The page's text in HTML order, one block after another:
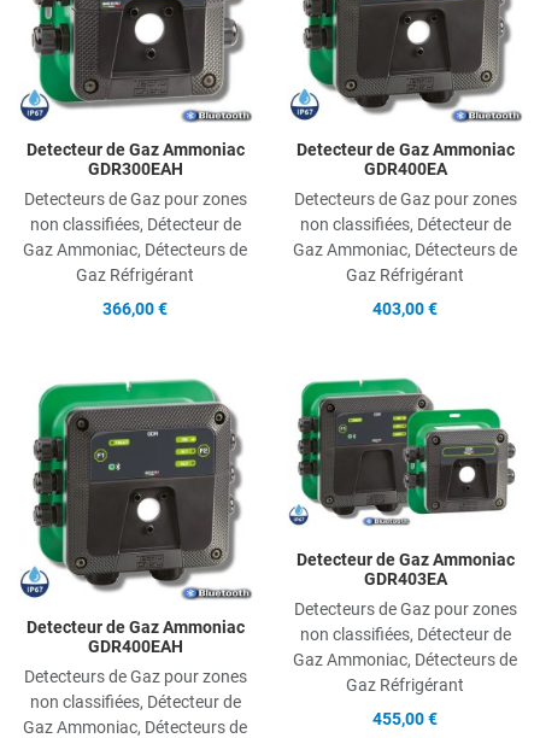
Quick View
Detecteur de Gaz Ammoniac
GDR300EAH
Detecteurs de Gaz pour zones
non classifiées, Détecteur de
Gaz Ammoniac, Détecteurs de
Gaz Réfrigérant
366,00 €
Detecteur de Gaz Ammoniac
GDR400EA
Detecteurs de Gaz pour zones
non classifiées, Détecteur de
Gaz Ammoniac, Détecteurs de
Gaz Réfrigérant
403,00 €
Add to Wishlist
Add to Compare
Quick View
Detecteur de Gaz Ammoniac
GDR400EAH
Detecteurs de Gaz pour zones
non classifiées, Détecteur de
Gaz Ammoniac, Détecteurs de
Detecteur de Gaz Ammoniac
GDR403EA
Detecteurs de Gaz pour zones
non classifiées, Détecteur de
Gaz Ammoniac, Détecteurs de
Gaz Réfrigérant
455,00 €